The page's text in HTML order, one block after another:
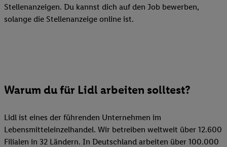
Stellenanzeigen. Du kannst dich auf den Job bewerben,
solange die Stellenanzeige online ist.
Warum du für Lidl arbeiten solltest?
Lidl ist eines der führenden Unternehmen im
Lebensmitteleinzelhandel. Wir betreiben weltweit über 12.600
Filialen in 32 Ländern. In Deutschland arbeiten über 100.000